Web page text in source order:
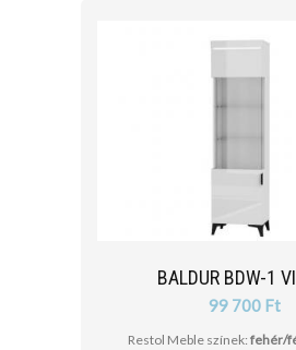
BALDUR BDW-1
99 700 Ft
Restol Meble színek: fehér/